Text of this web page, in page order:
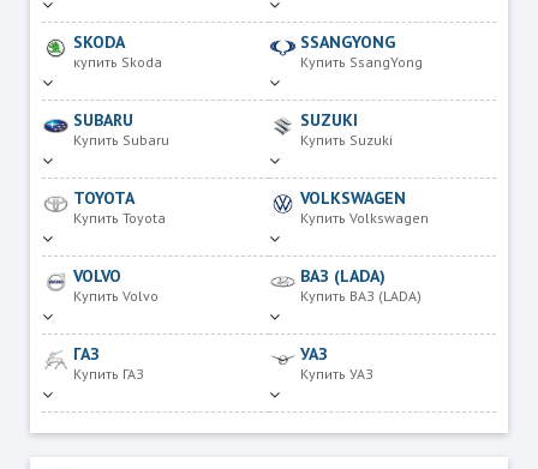
SKODA
купить Skoda
SSANGYONG
Купить SsangYong
SUBARU
Купить Subaru
SUZUKI
Купить Suzuki
TOYOTA
Купить Toyota
VOLKSWAGEN
Купить Volkswagen
VOLVO
Купить Volvo
ВАЗ (LADA)
Купить ВАЗ (LADA)
ГАЗ
Купить ГАЗ
УАЗ
Купить УАЗ